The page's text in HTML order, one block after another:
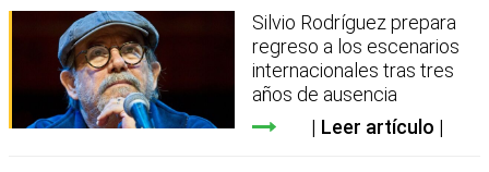
Silvio Rodríguez prepara
regreso a los escenarios
internacionales tras tres
años de ausencia
Leer artículo